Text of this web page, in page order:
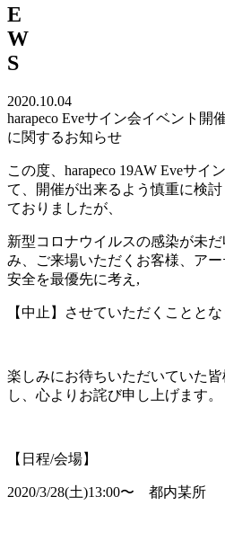
E
W
S
2020.10.04
harapeco Eveサイン会イベント開
に関するお知らせ
この度、harapeco 19AW Eveサイ
て、開催が出来るよう慎重に検
ておりましたが、
新型コロナウイルスの感染が未
み、ご来場いただくお客様、ア
安全を最優先に考え,
【中止】させていただくこととな
楽しみにお待ちいただいていた
し、心よりお詫び申し上げます。
【日程/会場】
2020/3/28(土)13:00〜 都内某所